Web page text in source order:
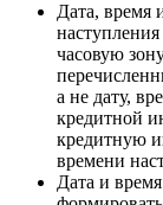
Дата, время
часовую
а не дату,
кредитной
кредитную
времени
Дата и